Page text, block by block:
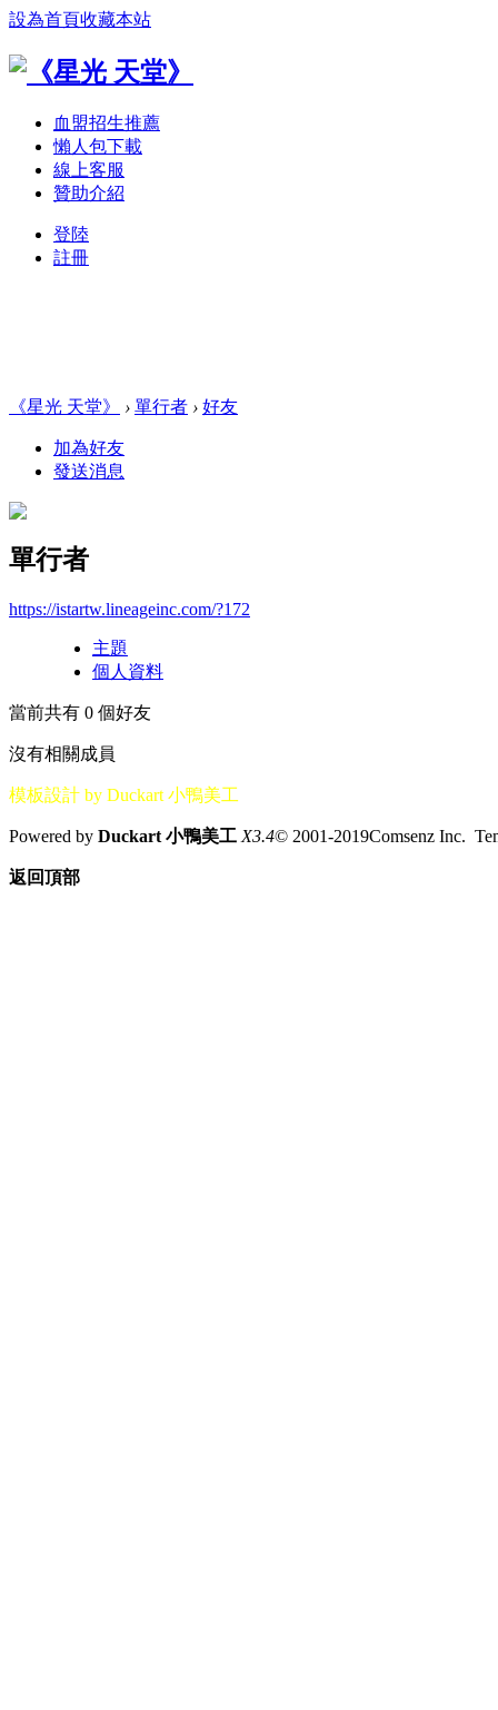
設為首頁收藏本站
血盟招生推薦
懶人包下載
線上客服
贊助介紹
登陸
註冊
《星光 天堂》 › 單行者 › 好友
加為好友
發送消息
單行者
https://istartw.lineageinc.com/?172
主題
個人資料
當前共有 0 個好友
沒有相關成員
模板設計 by Duckart 小鴨美工
Powered by Duckart 小鴨美工 X3.4© 2001-2019Comsenz Inc.
返回頂部